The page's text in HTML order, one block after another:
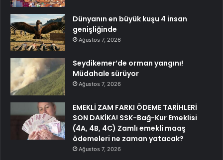
Dünyanın en büyük kuşu 4 insan
genişliğinde
Ağustos 7, 2026
Seydikemer’de orman yangını!
Müdahale sürüyor
Ağustos 7, 2026
EMEKLİ ZAM FARKI ÖDEME TARİHLERİ
SON DAKİKA! SSK-Bağ-Kur Emeklisi
(4A, 4B, 4C) Zamlı emekli maaş
ödemeleri ne zaman yatacak?
Ağustos 7, 2026